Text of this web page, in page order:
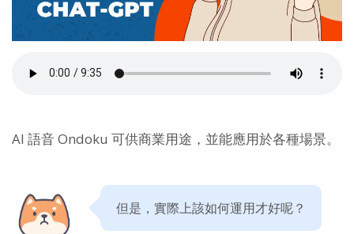
AI 語音 Ondoku 可供商業用途，並能應用於各種場景。
但是，實際上該如何運用才好呢？